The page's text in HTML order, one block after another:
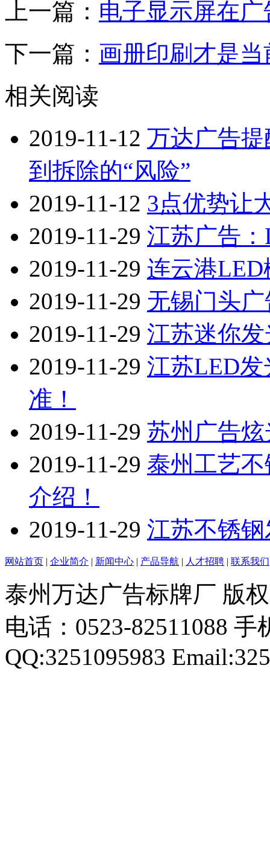
上一篇： 电子显示屏在
下一篇： 画册印刷才是
相关阅读
2019-11-12 万达广告
到拆除的“风险”
2019-11-12 3点优势让
2019-11-29 江苏广告
2019-11-29 连云港
2019-11-29 无锡门头
2019-11-29 江苏迷你
2019-11-29 江苏LED
准！
2019-11-29 苏州广告
2019-11-29 泰州工艺
介绍！
2019-11-29 江苏不锈
网站首页 | 企业简介 | 新闻中心 | 产品导航 | 人才招聘 | 联系我们
泰州万达广告标牌厂 版
电话：0523-82511088 手
QQ:3251095983